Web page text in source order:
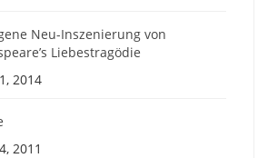
Neu-Inszenierung von
Liebestragödie
2014
2011